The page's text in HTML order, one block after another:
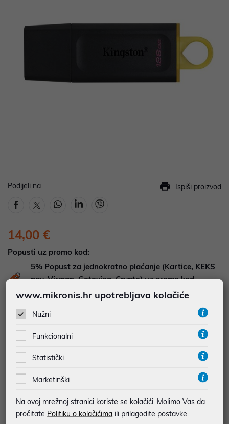
Podijeli na Ispiši proizvod
14,00 €
Popusti uz promo kod:
5% Popust za jednokratno plaćanje (Kartice, KEKS
pay, Virman, Gotovina, Crypto) uz promo kod
"POPUST" , popusti se međusobno ne zbrajaju
Dodajte u košaricu
Vidi detalje
JAMSTVO 60 MJ.
www.mikronis.hr upotrebljava kolačiće
Nužni
Funkcionalni
Statistički
Marketinški
Na ovoj mrežnoj stranici koriste se kolačići. Molimo Vas da
pročitate Politiku o kolačićima ili prilagodite postavke.